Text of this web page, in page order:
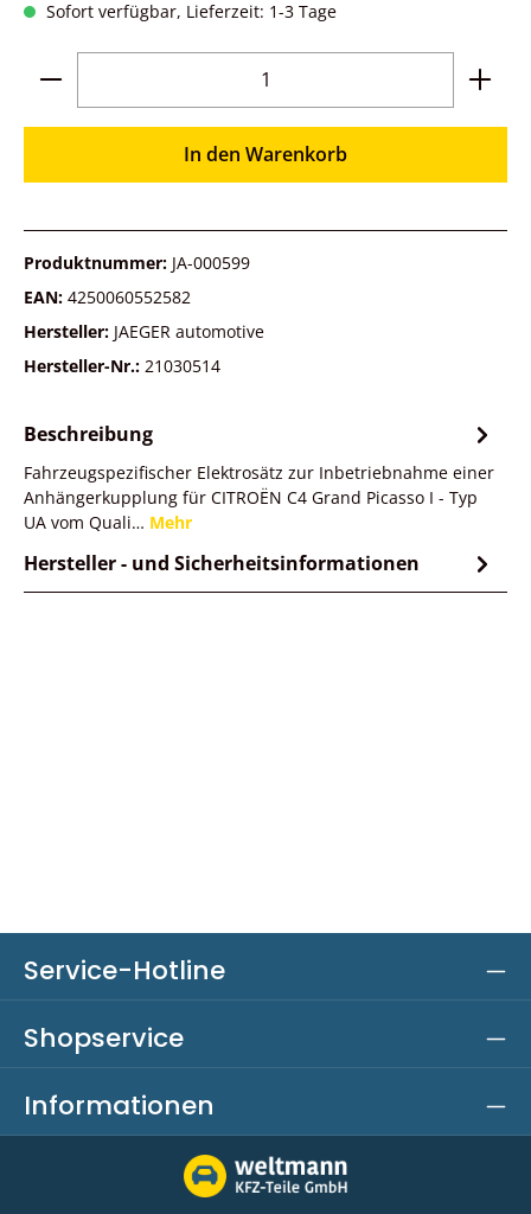
Sofort verfügbar, Lieferzeit: 1-3 Tage
Produkt Anzahl: Gib den gewünschten
In den Warenkorb
Produktnummer: JA-000599
EAN: 4250060552582
Hersteller: JAEGER automotive
Hersteller-Nr.: 21030514
Beschreibung
Fahrzeugspezifischer Elektrosätz zur Inbetriebnahme einer
Anhängerkupplung für CITROËN C4 Grand Picasso I - Typ
UA vom Quali… Mehr
Hersteller - und Sicherheitsinformationen
Service-Hotline
Shopservice
Informationen